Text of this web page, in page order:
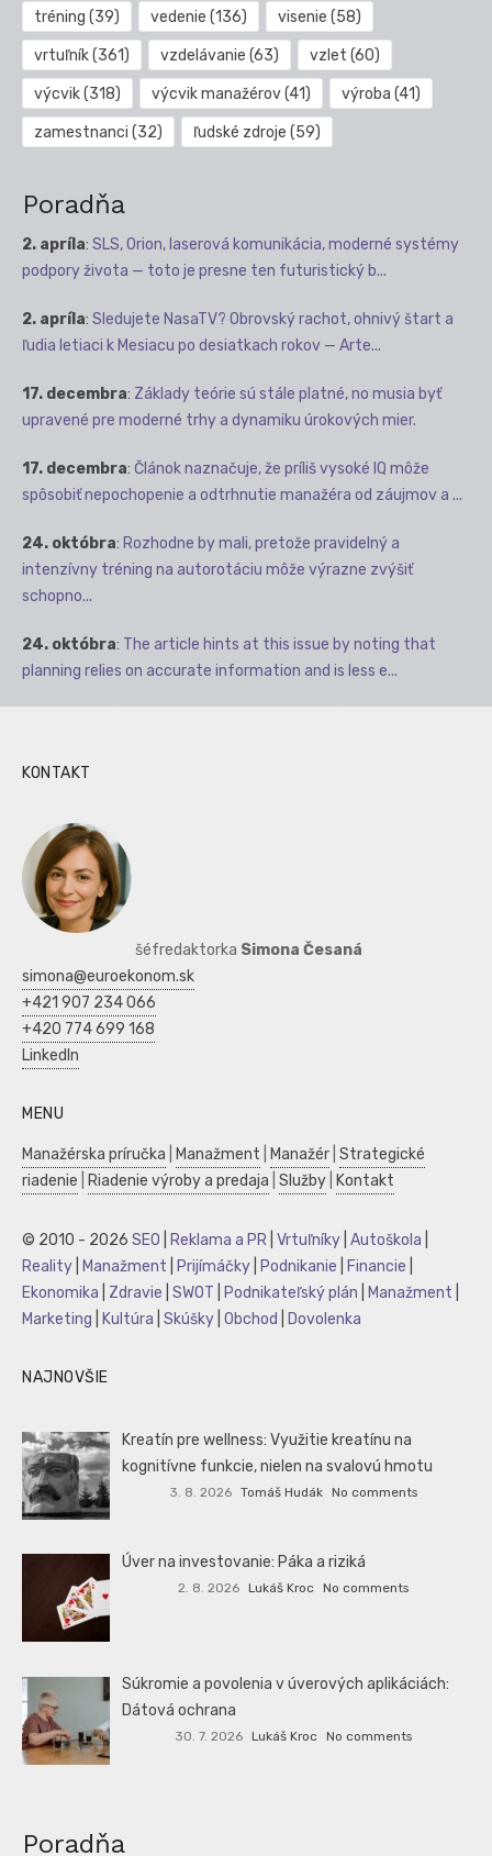
tréning (39) vedenie (136) visenie (58)
vrtuľník(361) vzdelávanie (63) vzlet (60)
výcvik(318) výcvik manažérov(41) výroba (41)
zamestnanci (32) ľudské zdroje (59)
Poradňa
2. apríla: SLS, Orion, laserová komunikácia, moderné systémy
podpory života — toto je presne ten futuristický b...
2. apríla: Sledujete NasaTV? Obrovský rachot, ohnivý štart a
ľudia letiaci k Mesiacu po desiatkach rokov — Arte...
17. decembra: Základy teórie sú stále platné, no musia byť
upravené pre moderné trhy a dynamiku úrokových mier.
17. decembra: Článok naznačuje, že príliš vysoké IQ môže
spôsobiť nepochopenie a odtrhnutie manažéra od záujmov a ...
24. októbra: Rozhodne by mali, pretože pravidelný a
intenzívny tréning na autorotáciu môže výrazne zvýšiť
schopno...
24. októbra: The article hints at this issue by noting that
planning relies on accurate information and is less e...
KONTAKT
šéfredaktorka Simona Česaná
simona@euroekonom.sk
+421 907 234 066
+420 774 699 168
LinkedIn
MENU
Manažérska príručka Manažment Manažér Strategické
riadenie
Riadenie výroby a predaja Služby Kontakt
© 2010 - 2026 SEO Reklama a PR Vrtuľníky Autoškola
Reality
Manažment Prijímáčky Podnikanie Financie
Ekonomika
Zdravie SWOT Podnikateľský plán Manažment
Marketing
Kultúra Skúšky Obchod Dovolenka
NAJNOVŠIE
Kreatín pre wellness: Využitie kreatínu na
kognitívne funkcie, nielen na svalovú hmotu
3. 8. 2026 Tomáš Hudák No comments
Úver na investovanie: Páka a riziká
2. 8. 2026 Lukáš Kroc No comments
Súkromie a povolenia v úverových aplikáciách:
Dátová ochrana
30. 7. 2026 Lukáš Kroc No comments
Poradňa